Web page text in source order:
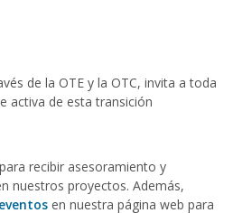
de la OTE y la OTC, invita a toda
activa de esta transición
recibir asesoramiento y
nuestros proyectos. Además,
en nuestra página web para